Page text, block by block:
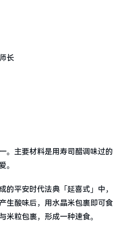
长
。主要材料是用寿司醋调味过
。
的平安时代法典「延喜式」中
生酸味后，用水晶米包裹即可
米粒包裹，形成一种速食。